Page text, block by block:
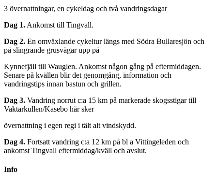
3 övernattningar, en cykeldag och två vandringsdagar
Dag 1. Ankomst till Tingvall.
Dag 2. En omväxlande cykeltur längs med Södra Bullaresjön och
på slingrande grusvägar upp på
Kynnefjäll till Wauglen. Ankomst någon gång på eftermiddagen.
Senare på kvällen blir det genomgång, information och
vandringstips innan bastun och grillen.
Dag 3. Vandring norrut c:a 15 km på markerade skogsstigar till
Vaktarkullen/Kasebo här sker
övernattning i egen regi i tält alt vindskydd.
Dag 4. Fortsatt vandring c:a 12 km på bl a Vittingeleden och
ankomst Tingvall eftermiddag/kväll och avslut.
Info